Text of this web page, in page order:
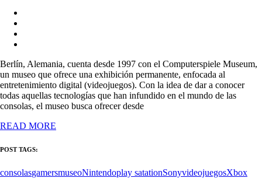
Berlín, Alemania, cuenta desde 1997 con el Computerspiele Museum,
un museo que ofrece una exhibición permanente, enfocada al
entretenimiento digital (videojuegos). Con la idea de dar a conocer
todas aquellas tecnologías que han infundido en el mundo de las
consolas, el museo busca ofrecer desde
READ MORE
POST TAGS:
consolasgamersmuseoNintendoplay satationSonyvideojuegosXbox